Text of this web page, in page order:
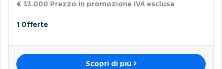
€ 33.000 Prezzo in promozione IVA esclusa
1 Offerte
Scopri di più